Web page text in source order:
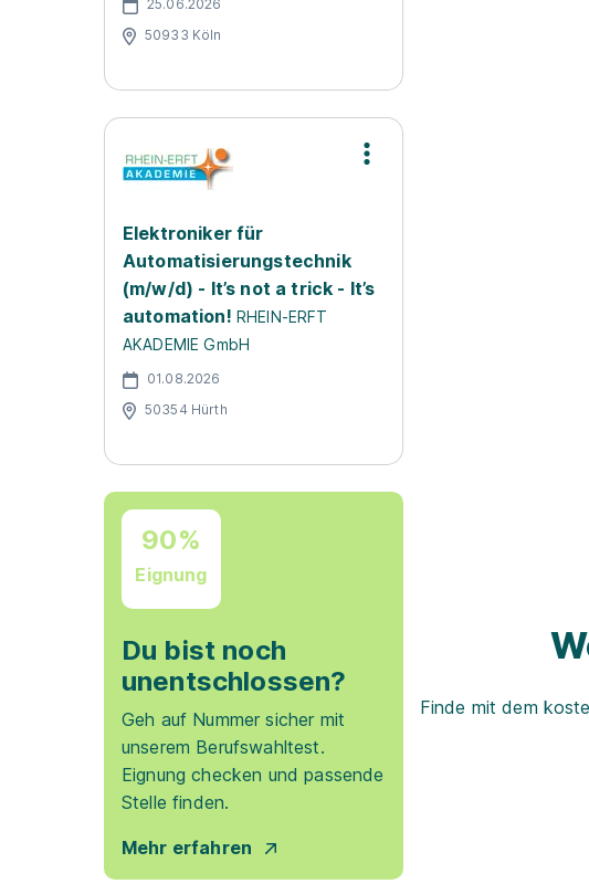
25.06.2026
50933 Köln
Elektroniker für
Automatisierungstechnik
(m/w/d) - It’s not a trick - It’s
automation! RHEIN-ERFT
AKADEMIE GmbH
01.08.2026
50354 Hürth
90%
Eignung
Du bist noch
unentschlossen?
Geh auf Nummer sicher mit
unserem Berufswahltest.
Eignung checken und passende
Stelle finden.
Mehr erfahren
Finde mit dem